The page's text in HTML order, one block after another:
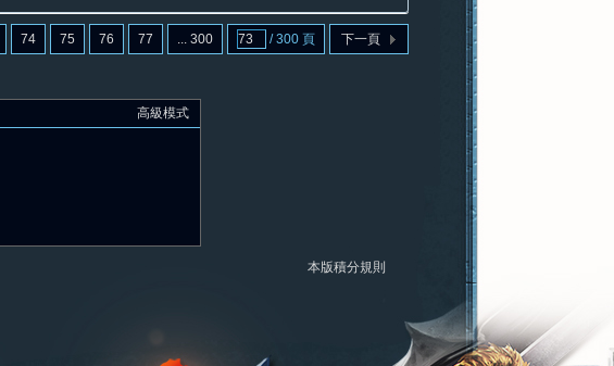
74 75 76 77 ... 300 / 300 頁 下一頁
高級模式
本版積分規則